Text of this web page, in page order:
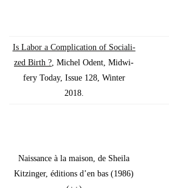
Is Labor a Com­pli­ca­tion of Socia­li­
zed Birth ? , Michel Odent, Mid­wi­
fe­ry Today, Issue 128, Win­ter
2018.
Nais­sance à la mai­son, de Shei­la
Kit­zin­ger, édi­tions d’en bas (1986)